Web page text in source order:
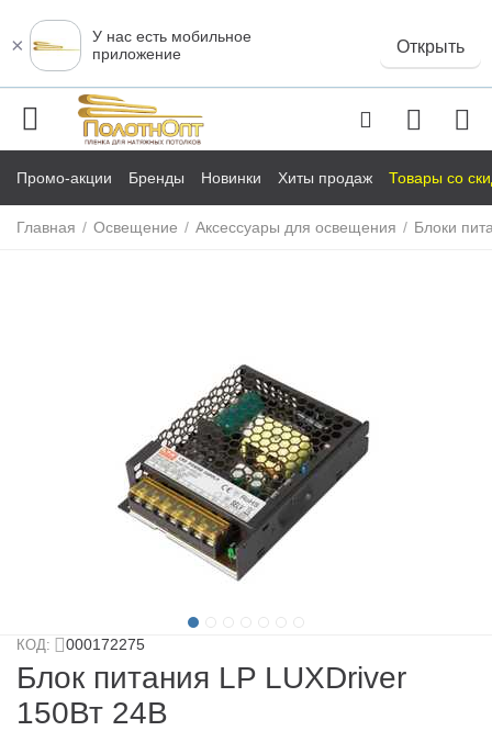
×
У нас есть мобильное
приложение
Открыть
Промо-акции Бренды Новинки Хиты продаж Товары со
Главная / Освещение / Аксессуары для освещения / Блоки
КОД: 000172275
Блок питания LP LUXDriver
150Вт 24В